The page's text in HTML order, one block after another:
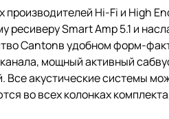
Hi-Fi и High
ресиверу Smart Amp 5.1 и
Cantonв удобном форм-
мощный активный
акустические системы
во всех колонках